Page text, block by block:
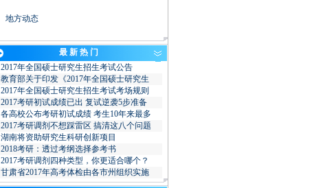
地方动态
最 新 热 门
2017年全国硕士研究生招生考试公告
教育部关于印发《2017年全国硕士研究生
2017年全国硕士研究生招生考试考场规则
2017考研初试成绩已出 复试逆袭5步准备
各高校公布考研初试成绩 考生10年来最多
2017考研调剂不想踩雷区 搞清这八个问题
湖南将资助研究生科研创新项目
2018考研：透过考纲选择参考书
2017考研调剂四种类型，你更适合哪个？
甘肃省2017年高考体检由各市州组织实施